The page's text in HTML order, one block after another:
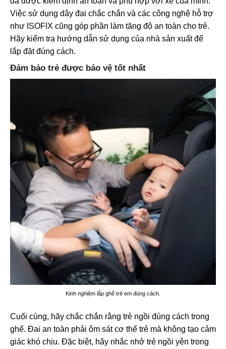
Việc sử dụng dây đai chắc chắn và các công nghệ hỗ trợ
như ISOFIX cũng góp phần làm tăng độ an toàn cho trẻ.
Hãy kiểm tra hướng dẫn sử dụng của nhà sản xuất để
lắp đặt đúng cách.
Đảm bảo trẻ được bảo vệ tốt nhất
Kinh nghiệm lắp ghế trẻ em đúng cách.
Cuối cùng, hãy chắc chắn rằng trẻ ngồi đúng cách trong
ghế. Đai an toàn phải ôm sát cơ thể trẻ mà không tạo cảm
giác khó chịu. Đặc biệt, hãy nhắc nhở trẻ ngồi yên trong